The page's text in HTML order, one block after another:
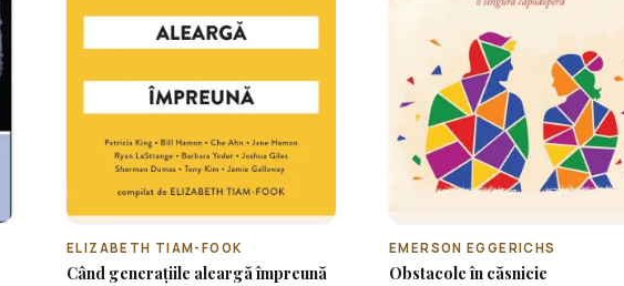
ELIZABETH TIAM-FOOK
Când generațiile aleargă împreună
EMERSON EGGERICHS
Obstacole în căsnicie